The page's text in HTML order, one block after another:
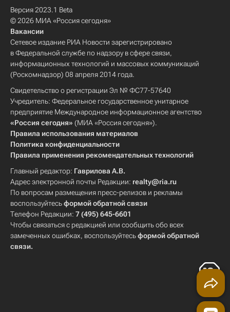
Версия 2023.1 Beta
© 2026 МИА «Россия сегодня»
Вакансии
Сетевое издание РИА Новости зарегистрировано
в Федеральной службе по надзору в сфере связи,
информационных технологий и массовых коммуникаций
(Роскомнадзор) 08 апреля 2014 года.
Свидетельство о регистрации Эл № ФС77-57640
Учредитель: Федеральное государственное унитарное
предприятие Международное информационное агентство
«Россия сегодня» (МИА «Россия сегодня»).
Правила использования материалов
Политика конфиденциальности
Правила применения рекомендательных технологий
Главный редактор: Гаврилова А.В.
Адрес электронной почты Редакции: realty@ria.ru
По вопросам размещения пресс-релизов и рекламы
воспользуйтесьформой обратной связи
Телефон Редакции: 7 (495) 645-6601
Чтобы связаться с редакцией или сообщить обо всех
замеченных ошибках, воспользуйтесьформой обратной
связи.